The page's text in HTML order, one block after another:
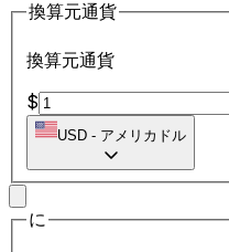
換算元通貨
換算元通貨
$
USD - アメリカドル
に